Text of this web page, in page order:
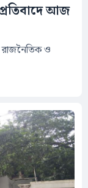
আজ
রাজনৈতিক ও